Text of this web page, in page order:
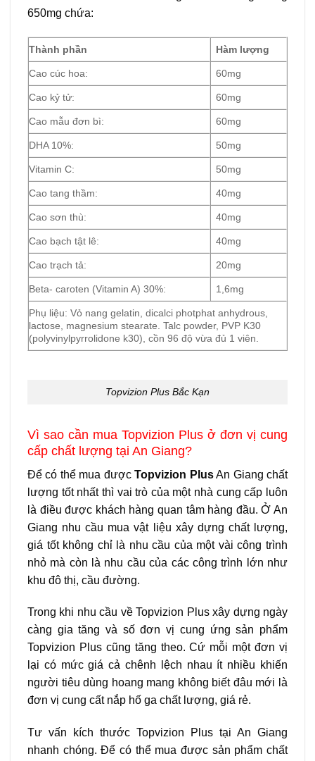
650mg chứa:
Thành phần Hàm lượng
Cao cúc hoa: 60mg
Cao kỷ tử: 60mg
Cao mẫu đơn bì: 60mg
DHA 10%: 50mg
Vitamin C: 50mg
Cao tang thầm: 40mg
Cao sơn thù: 40mg
Cao bạch tật lê: 40mg
Cao trạch tả: 20mg
Beta- caroten (Vitamin A) 30%: 1,6mg
Phụ liệu: Vỏ nang gelatin, dicalci photphat anhydrous,
lactose, magnesium stearate. Talc powder, PVP K30
(polyvinylpyrrolidone k30), cồn 96 độ vừa đủ 1 viên.
Topvizion Plus Bắc Kạn
Vì sao cần mua Topvizion Plus ở đơn vị cung
cấp chất lượng tại An Giang?
Để có thể mua đượcTopvizion PlusAn Giang chất
lượng tốt nhất thì vai trò của một nhà cung cấp luôn
là điều được khách hàng quan tâm hàng đầu. Ở An
Giang nhu cầu mua vật liệu xây dựng chất lượng,
giá tốt không chỉ là nhu cầu của một vài công trình
nhỏ mà còn là nhu cầu của các công trình lớn như
khu đô thị, cầu đường.
Trong khi nhu cầu về Topvizion Plus xây dựng ngày
càng gia tăng và số đơn vị cung ứng sản phẩm
Topvizion Plus cũng tăng theo. Cứ mỗi một đơn vị
lại có mức giá cả chênh lệch nhau ít nhiều khiến
người tiêu dùng hoang mang không biết đâu mới là
đơn vị cung cất nắp hố ga chất lượng, giá rẻ.
Tư vấn kích thước Topvizion Plus tại An Giang
nhanh chóng. Để có thể mua được sản phẩm chất